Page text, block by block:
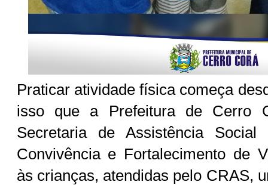
Praticar atividade física começa
isso que a Prefeitura de Cerro
Secretaria de Assistência
Convivência e Fortalecimento de
às crianças, atendidas pelo CRAS,